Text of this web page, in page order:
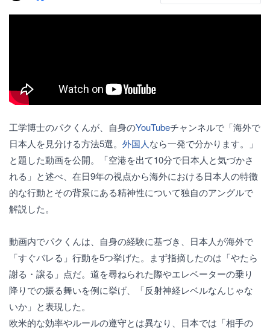
工学博士のパクくんが、自身のYouTubeチャンネルで「海外で
日本人を見分ける方法5選。 外国人なら一発で分かります。」
と題した動画を公開。「空港を出て10分で日本人と気づかさ
れる」と述べ、在日9年の視点から海外における日本人の特徴
的な行動とその背景にある精神性について独自のアングルで
解説した。
動画内でパクくんは、自身の経験に基づき、日本人が海外で
「すぐバレる」行動を5つ挙げた。まず指摘したのは「やたら
謝る・譲る」点だ。道を尋ねられた際やエレベーターの乗り
降りでの振る舞いを例に挙げ、「反射神経レベルなんじゃな
いか」と表現した。
欧米的な効率やルールの遵守とは異なり、日本では「相手の